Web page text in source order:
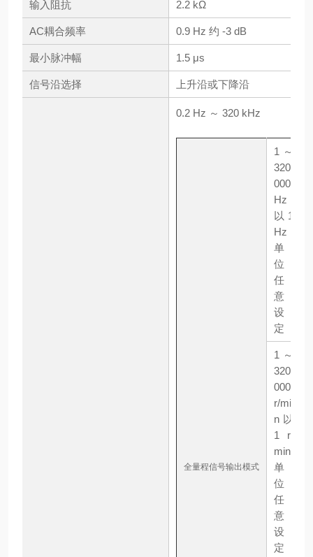
输入阻抗 2.2 kΩ
AC耦合频率 0.9 Hz 约 -3 dB
最小脉冲幅 1.5 μs
信号沿选择 上升沿或下降沿
0.2 Hz ～ 320 kHz
全量程信号输出模式
1 ～
320
000
Hz
以1
Hz
单
位
任
意
设
定
1 ～
320
000
r/mi
n以
1 r/
min
单
位
任
意
设
定